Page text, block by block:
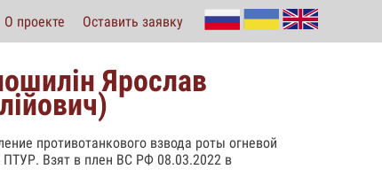
О проекте Оставить заявку
Ярослав
противотанкового взвода роты огневой
ПТУР. Взят в плен ВС РФ 08.03.2022 в